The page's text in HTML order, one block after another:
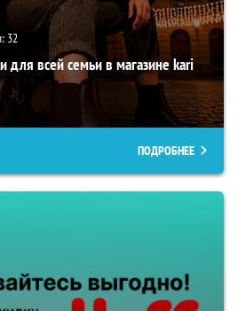
32
для всей семьи в магазине kari
ПОДРОБНЕЕ